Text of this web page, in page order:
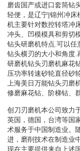
磨齿国产或进口套筒钻
轻便，是辽宁|锦州冲床
机主要针对数控转塔冲
冲头、凹模模具和剪切
钻头研磨机特点.可以任
钻头横刃的大小和角度.
研磨机钻头刃磨机麻花
压功率转速砂轮直径砂
上海美日万能钻头刃
修磨麻花钻、阶梯钻、
创刀刃磨机本公司致力
英国，德国，台湾等国
术服务于中国制造业。
进，磨削技术在制造业
现在主要提供来自上述